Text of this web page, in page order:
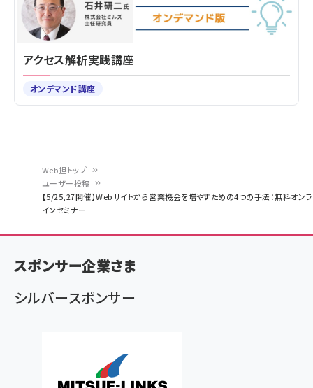
く
ず
Web担トップ
ユーザー投稿
【5/25,27開催】Webサイトから営業機会を増やすための4つの手法：無料オンラ
インセミナー
アクセス解析実践講座
オンデマンド講座
スポンサー企業さま
シルバースポンサー